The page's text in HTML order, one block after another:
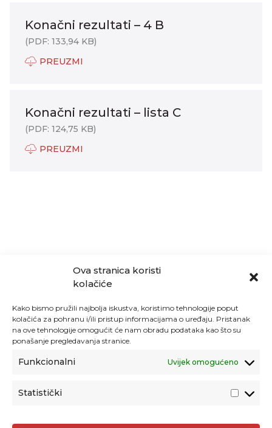
Ova stranica koristi
kolačiće
Kako bismo pružili najbolja iskustva, koristimo tehnologije poput
kolačića za pohranu i/ili pristup informacijama o uređaju. Pristanak
na ove tehnologije omogućit će nam obradu podataka kao što su
ponašanje pregledavanja stranice.
Funkcionalni Uvijek omogućeno
Statistički
Konačni rezultati – 4 B
(PDF: 133,94 KB)
PREUZMI
Konačni rezultati – lista C
(PDF: 124,75 KB)
PREUZMI